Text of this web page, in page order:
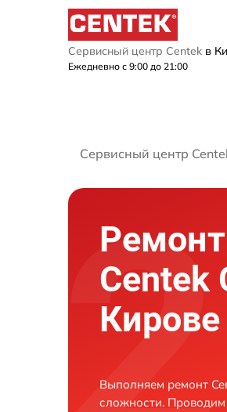
Сервисный центр Centek в
Ежедневно с 9:00 до 21:00
Сервисный центр
Centek
Кирове
Выполняем ремонт
сложности.